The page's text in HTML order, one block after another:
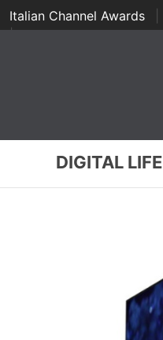
Italian Channel Awards
| ...
DIGITAL LIFE